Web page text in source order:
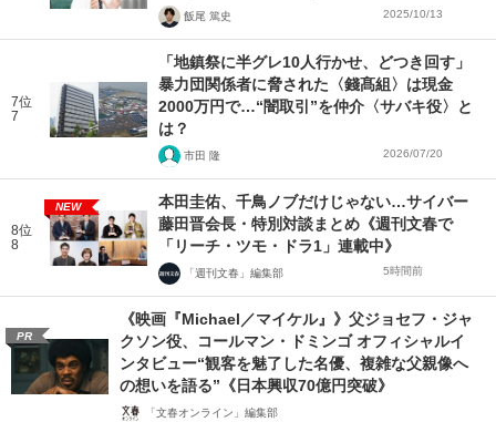
飯尾 篤史 2025/10/13
7位
7
「地鎮祭に半グレ10人行かせ、どつき回す」
暴力団関係者に脅された〈錢髙組〉は現金
2000万円で…“闇取引”を仲介〈サバキ役〉と
は？
市田 隆 2026/07/20
8位
8
NEW
本田圭佑、千鳥ノブだけじゃない…サイバー
藤田晋会長・特別対談まとめ《週刊文春で
「リーチ・ツモ・ドラ1」連載中》
「週刊文春」編集部 5時間前
PR
《映画『Michael／マイケル』》父ジョセフ・ジャ
クソン役、コールマン・ドミンゴ オフィシャルイ
ンタビュー“観客を魅了した名優、複雑な父親像へ
の想いを語る”《日本興収70億円突破》
「文春オンライン」編集部